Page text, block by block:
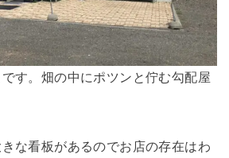
す。畑の中にポツンと佇む勾配屋
な看板があるのでお店の存在はわ